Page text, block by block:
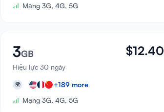
Mạng 3G, 4G, 5G
3GB
Hiệu lực 30 ngày
$12.40
🌍 +189 more
Mạng 3G, 4G, 5G